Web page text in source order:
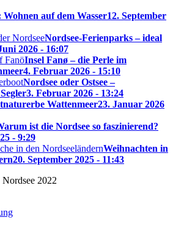
auf dem Wasser12. September
Nordsee-Ferienparks – ideal
2026 - 16:07
Insel Fanø – die Perle im
4. Februar 2026 - 15:10
Nordsee oder Ostsee –
3. Februar 2026 - 13:24
Wattenmeer23. Januar 2026
ist die Nordsee so faszinierend?
- 9:29
Weihnachten in
20. September 2025 - 11:43
2022